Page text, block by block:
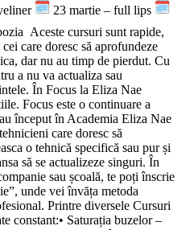
23 martie – full lips
Aceste cursuri sunt rapide,
care doresc să aprofundeze
dar nu au timp de pierdut. Cu
a nu va actualiza sau
În Focus la Eliza Nae
Focus este o continuare a
început în Academia Eliza Nae
care doresc să
o tehnică specifică sau pur și
să se actualizeze singuri. În
sau școală, te poți înscrie
unde vei învăța metoda
Printre diversele Cursuri
constant:• Saturația buzelor –